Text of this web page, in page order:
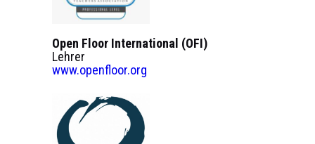
Open Floor International (OFI)
Lehrer
www.openfloor.org